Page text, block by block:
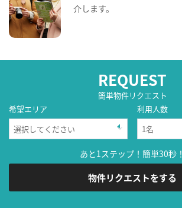
介します。
REQUEST
簡単物件リクエスト
希望エリア
利用人数
あと1ステップ！簡単30秒！
物件リクエストをする